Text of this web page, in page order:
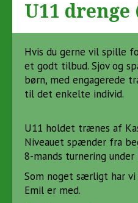
U11 drenge
Hvis du gerne vil spille
et godt tilbud. Sjov og
børn, med engagerede
til det enkelte individ.
U11 holdet trænes af
Niveauet spænder fra
8-mands turnering under
Som noget særligt har
Emil er med.